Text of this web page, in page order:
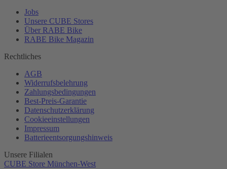
Jobs
Unsere CUBE Stores
Über RABE Bike
RABE Bike Magazin
Rechtliches
AGB
Widerrufsbelehrung
Zahlungsbedingungen
Best-Preis-Garantie
Datenschutzerklärung
Cookieeinstellungen
Impressum
Batterieentsorgungshinweis
Unsere Filialen
CUBE Store München-West